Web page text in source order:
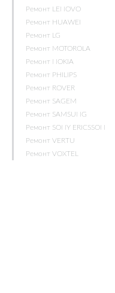
Ремонт LENOVO
Ремонт HUAWEI
Ремонт LG
Ремонт MOTOROLA
Ремонт NOKIA
Ремонт PHILIPS
Ремонт ROVER
Ремонт SAGEM
Ремонт SAMSUNG
Ремонт SONY ERICSSON
Ремонт VERTU
Ремонт VOXTEL